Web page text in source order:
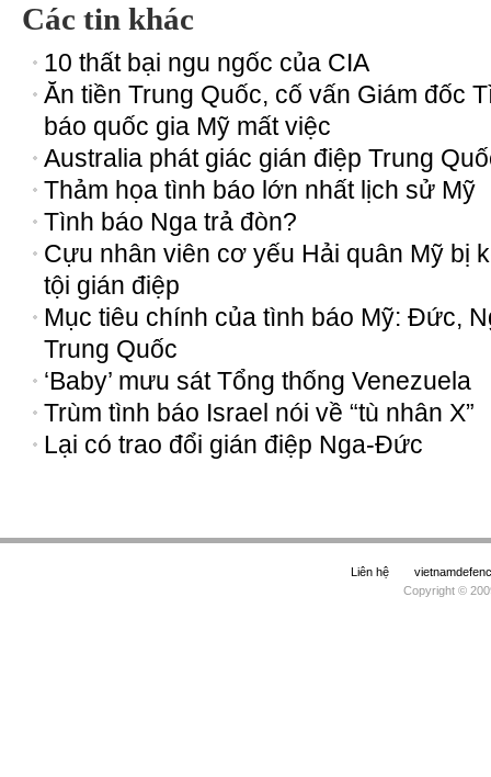
Các tin khác
10 thất bại ngu ngốc của CIA
Ăn tiền Trung Quốc, cố vấn Giám đốc
báo quốc gia Mỹ mất việc
Australia phát giác gián điệp Trung
Thảm họa tình báo lớn nhất lịch sử Mỹ
Tình báo Nga trả đòn?
Cựu nhân viên cơ yếu Hải quân Mỹ bị
tội gián điệp
Mục tiêu chính của tình báo Mỹ: Đức,
Trung Quốc
‘Baby’ mưu sát Tổng thống Venezuela
Trùm tình báo Israel nói về “tù nhân X”
Lại có trao đổi gián điệp Nga-Đức
Liên hệ
Copyright ©